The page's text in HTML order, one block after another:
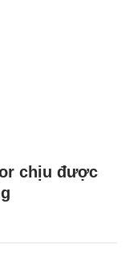
chịu được